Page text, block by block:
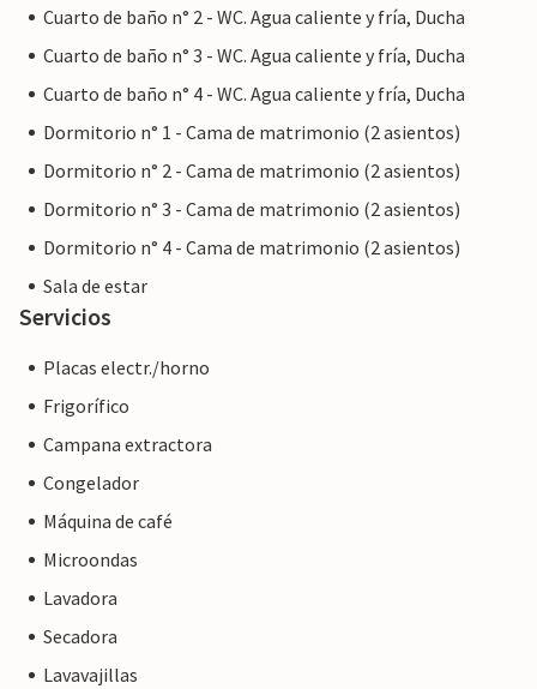
Cuarto de baño n° 2 - WC. Agua caliente y fría, Ducha
Cuarto de baño n° 3 - WC. Agua caliente y fría, Ducha
Cuarto de baño n° 4 - WC. Agua caliente y fría, Ducha
Dormitorio n° 1 - Cama de matrimonio (2 asientos)
Dormitorio n° 2 - Cama de matrimonio (2 asientos)
Dormitorio n° 3 - Cama de matrimonio (2 asientos)
Dormitorio n° 4 - Cama de matrimonio (2 asientos)
Sala de estar
Servicios
Placas electr./horno
Frigorífico
Campana extractora
Congelador
Máquina de café
Microondas
Lavadora
Secadora
Lavavajillas